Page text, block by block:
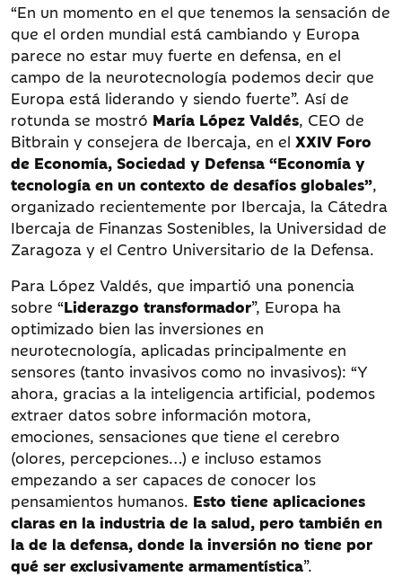
“En un momento en el que tenemos la sensación de
que el orden mundial está cambiando y Europa
parece no estar muy fuerte en defensa, en el
campo de la neurotecnología podemos decir que
Europa está liderando y siendo fuerte”. Así de
rotunda se mostró María López Valdés, CEO de
Bitbrain y consejera de Ibercaja, en el XXIV Foro
de Economía, Sociedad y Defensa “Economía y
tecnología en un contexto de desafíos globales”,
organizado recientemente por Ibercaja, la Cátedra
Ibercaja de Finanzas Sostenibles, la Universidad de
Zaragoza y el Centro Universitario de la Defensa.
Para López Valdés, que impartió una ponencia
sobre “Liderazgo transformador”, Europa ha
optimizado bien las inversiones en
neurotecnología, aplicadas principalmente en
sensores (tanto invasivos como no invasivos): “Y
ahora, gracias a la inteligencia artificial, podemos
extraer datos sobre información motora,
emociones, sensaciones que tiene el cerebro
(olores, percepciones…) e incluso estamos
empezando a ser capaces de conocer los
pensamientos humanos. Esto tiene aplicaciones
claras en la industria de la salud, pero también en
la de la defensa, donde la inversión no tiene por
qué ser exclusivamente armamentística”.